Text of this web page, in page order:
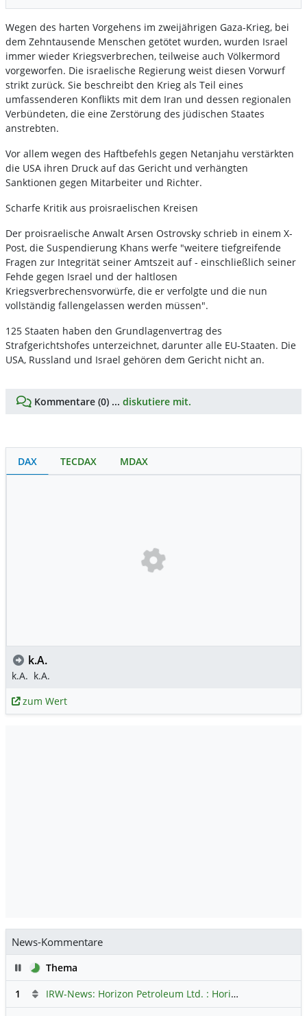
Wegen des harten Vorgehens im zweijährigen Gaza-Krieg, bei
dem Zehntausende Menschen getötet wurden, wurden Israel
immer wieder Kriegsverbrechen, teilweise auch Völkermord
vorgeworfen. Die israelische Regierung weist diesen Vorwurf
strikt zurück. Sie beschreibt den Krieg als Teil eines
umfassenderen Konflikts mit dem Iran und dessen regionalen
Verbündeten, die eine Zerstörung des jüdischen Staates
anstrebten.
Vor allem wegen des Haftbefehls gegen Netanjahu verstärkten
die USA ihren Druck auf das Gericht und verhängten
Sanktionen gegen Mitarbeiter und Richter.
Scharfe Kritik aus proisraelischen Kreisen
Der proisraelische Anwalt Arsen Ostrovsky schrieb in einem X-
Post, die Suspendierung Khans werfe "weitere tiefgreifende
Fragen zur Integrität seiner Amtszeit auf - einschließlich seiner
Fehde gegen Israel und der haltlosen
Kriegsverbrechensvorwürfe, die er verfolgte und die nun
vollständig fallengelassen werden müssen".
125 Staaten haben den Grundlagenvertrag des
Strafgerichtshofes unterzeichnet, darunter alle EU-Staaten. Die
USA, Russland und Israel gehören dem Gericht nicht an.
Kommentare (0) ... diskutiere mit.
DAX TECDAX MDAX
k.A.
k.A. k.A.
zum Wert
News-Kommentare
PauseThema
1
IRW-News: Horizon Petroleum Ltd. : Horizon Petroleum beginnt mit der Testförderung im Projekt Lachowice in Polen und schließt die Platzierung einer überzeichneten Wandelanleihe ab